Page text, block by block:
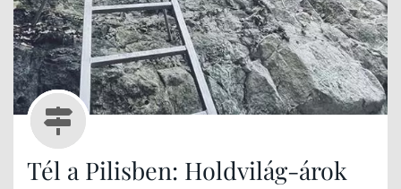
Tél a Pilisben: Holdvilág-árok